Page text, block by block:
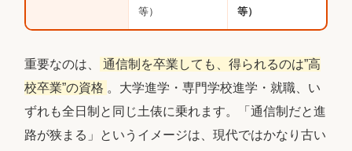
等）
等）
重要なのは、
通信制を卒業しても、得られるのは”高
校卒業”の資格 。大学進学・専門学校進学・就職、い
ずれも全日制と同じ土俵に乗れます。「通信制だと進
路が狭まる」というイメージは、現代ではかなり古い